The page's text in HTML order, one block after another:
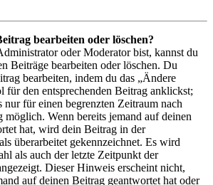
bearbeiten oder löschen?
oder Moderator bist, kannst du
Beiträge bearbeiten oder löschen. Du
bearbeiten, indem du das „Ändere
für den entsprechenden Beitrag anklickst;
nur für einen begrenzten Zeitraum nach
möglich. Wenn bereits jemand auf deinen
hat, wird dein Beitrag in der
überarbeitet gekennzeichnet. Es wird
als auch der letzte Zeitpunkt der
Dieser Hinweis erscheint nicht,
auf deinen Beitrag geantwortet hat oder